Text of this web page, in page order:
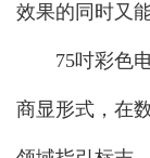
效果的同时又
75吋彩色电
商显形式，在